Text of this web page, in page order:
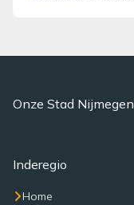
Onze Stad Nijmegen
Inderegio
Home